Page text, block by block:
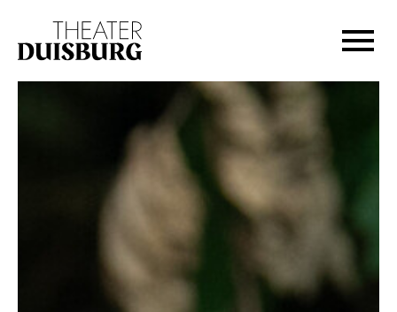
Zur Hauptnavigation springen
Zum Footer springen